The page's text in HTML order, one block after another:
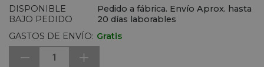
DISPONIBLE
BAJO PEDIDO
Pedido a fábrica. Envío Aprox. hasta
20 días laborables
GASTOS DE ENVÍO: Gratis
1